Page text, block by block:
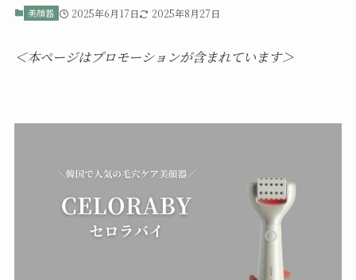
美顔器 2025年6月17日 2025年8月27日
＜本ページはプロモーションが含まれています＞